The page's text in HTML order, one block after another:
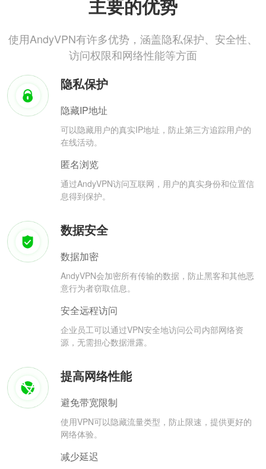
主要的优势
使用AndyVPN有许多优势，涵盖隐私保护、安全性、
访问权限和网络性能等方面
隐私保护
隐藏IP地址
可以隐藏用户的真实IP地址，防止第三方追踪用户的
在线活动。
匿名浏览
通过AndyVPN访问互联网，用户的真实身份和位置信
息得到保护。
数据安全
数据加密
AndyVPN会加密所有传输的数据，防止黑客和其他恶
意行为者窃取信息。
安全远程访问
企业员工可以通过VPN安全地访问公司内部网络资
源，无需担心数据泄露。
提高网络性能
避免带宽限制
使用VPN可以隐藏流量类型，防止限速，提供更好的
网络体验。
减少延迟